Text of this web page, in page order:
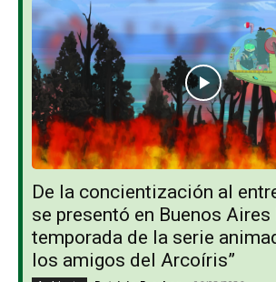
De la concientización al
se presentó en Buenos
temporada de la serie
los amigos del Arcoíris”